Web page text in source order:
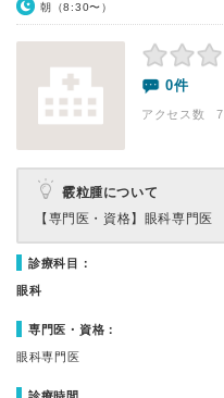
朝（8:30〜）
0件
アクセス数 7
霰粒腫について
【専門医・資格】 眼科専門医
診療科目：
眼科
専門医・資格：
眼科専門医